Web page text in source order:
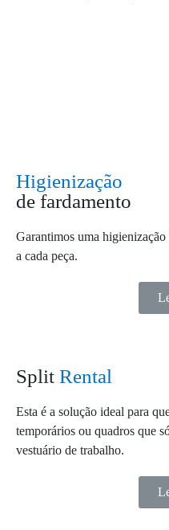
Higienização
de fardamento
Garantimos uma
a cada peça.
Split Rental
Esta é a solução ideal para
temporários ou quadros que
vestuário de trabalho.